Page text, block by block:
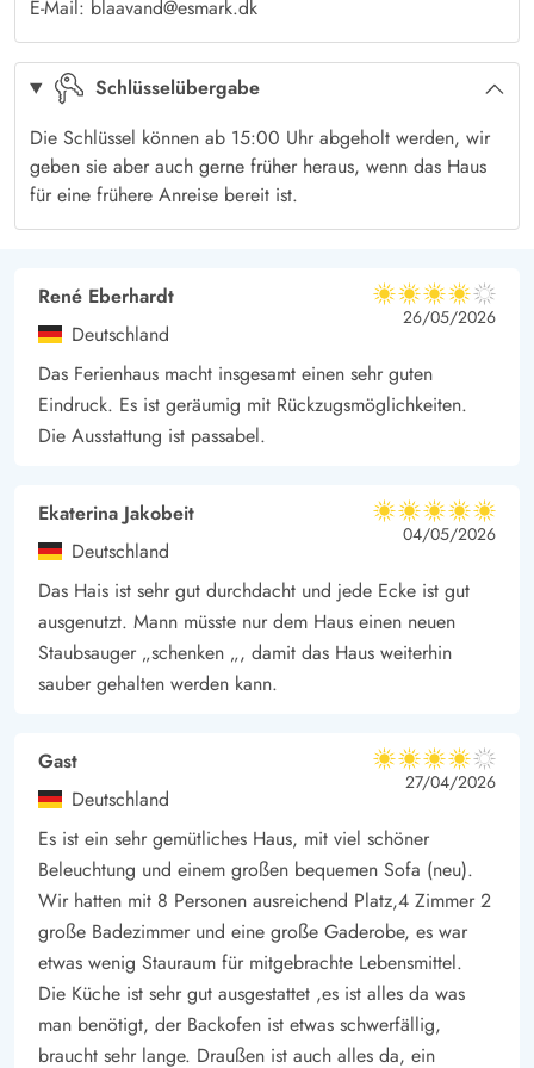
sowie einem neuen und modernen Whirlpool.
E-Mail: blaavand@esmark.dk
Schlüsselübergabe
Die Schlüssel können ab 15:00 Uhr abgeholt werden, wir
geben sie aber auch gerne früher heraus, wenn das Haus
für eine frühere Anreise bereit ist.
René Eberhardt
Deutschland
4 von 5
4 von 5
4 out of 5
26/05/2026
Das Ferienhaus macht insgesamt einen sehr guten
Eindruck. Es ist geräumig mit Rückzugsmöglichkeiten.
Die Ausstattung ist passabel.
Ekaterina Jakobeit
Deutschland
5 von 5
5 von 5
5 out of 5
04/05/2026
Das Hais ist sehr gut durchdacht und jede Ecke ist gut
ausgenutzt. Mann müsste nur dem Haus einen neuen
Staubsauger „schenken „, damit das Haus weiterhin
sauber gehalten werden kann.
Gast
Deutschland
4 von 5
4 von 5
4 out of 5
27/04/2026
Es ist ein sehr gemütliches Haus, mit viel schöner
Beleuchtung und einem großen bequemen Sofa (neu).
Wir hatten mit 8 Personen ausreichend Platz,4 Zimmer 2
große Badezimmer und eine große Gaderobe, es war
etwas wenig Stauraum für mitgebrachte Lebensmittel.
Die Küche ist sehr gut ausgestattet ,es ist alles da was
man benötigt, der Backofen ist etwas schwerfällig,
braucht sehr lange. Draußen ist auch alles da, ein